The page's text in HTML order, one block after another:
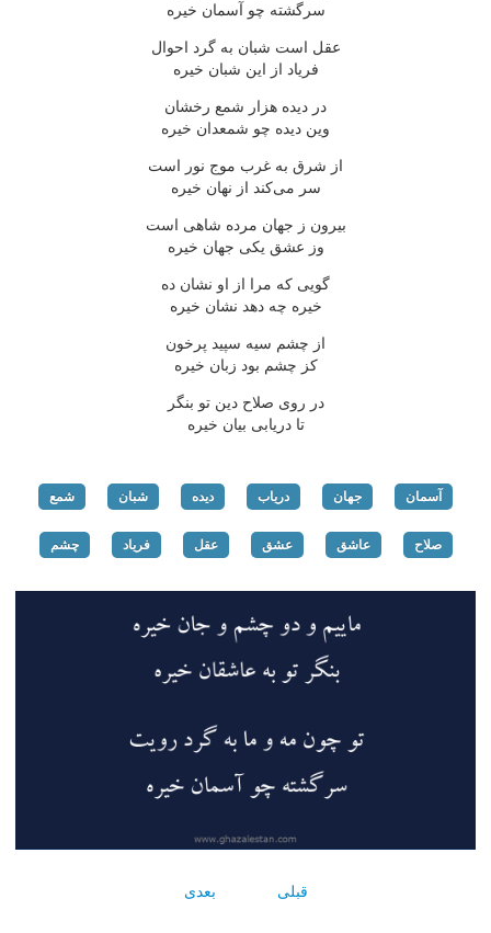
سرگشته چو آسمان خیره
عقل است شبان به گرد احوال
فریاد از این شبان خیره
در دیده هزار شمع رخشان
وین دیده چو شمعدان خیره
از شرق به غرب موج نور است
سر می‌كند از نهان خیره
بیرون ز جهان مرده شاهی است
وز عشق یكی جهان خیره
گویی كه مرا از او نشان ده
خیره چه دهد نشان خیره
از چشم سیه سپید پرخون
كز چشم بود زبان خیره
در روی صلاح دین تو بنگر
تا دریابی بیان خیره
آسمان جهان دریاب دیده شبان شمع
صلاح عاشق عشق عقل فریاد چشم
قبلی بعدی